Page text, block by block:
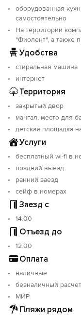
оборудованная
самостоятельно
На территории
"Фиолент", а также
Удобства
стиральная машина
интернет
Территория
закрытый двор
мангал, место для
детская площадка
Услуги
бесплатный wi-fi в
поздний выезд
ранний заезд
сейф в номерах
Заезд с
14.00
Отъезд до
12.00
Оплата
наличные
безналичный расчет
МИР
Пляжи рядом
Войти